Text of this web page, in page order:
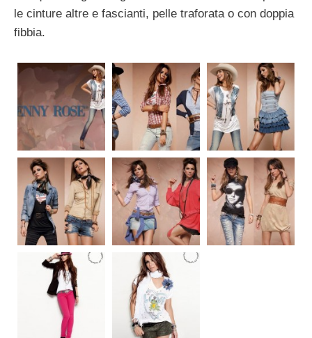
le cinture altre e fascianti, pelle traforata o con doppia
fibbia.